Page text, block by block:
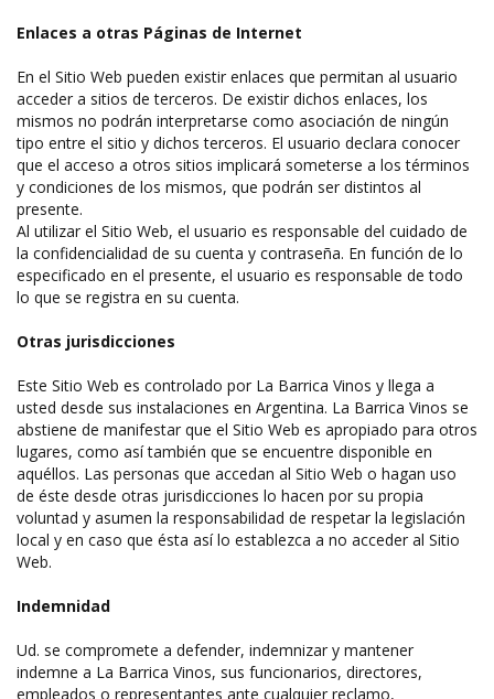
Enlaces a otras Páginas de Internet
En el Sitio Web pueden existir enlaces que permitan al usuario
acceder a sitios de terceros. De existir dichos enlaces, los
mismos no podrán interpretarse como asociación de ningún
tipo entre el sitio y dichos terceros. El usuario declara conocer
que el acceso a otros sitios implicará someterse a los términos
y condiciones de los mismos, que podrán ser distintos al
presente.
Al utilizar el Sitio Web, el usuario es responsable del cuidado de
la confidencialidad de su cuenta y contraseña. En función de lo
especificado en el presente, el usuario es responsable de todo
lo que se registra en su cuenta.
Otras jurisdicciones
Este Sitio Web es controlado por La Barrica Vinos y llega a
usted desde sus instalaciones en Argentina. La Barrica Vinos se
abstiene de manifestar que el Sitio Web es apropiado para otros
lugares, como así también que se encuentre disponible en
aquéllos. Las personas que accedan al Sitio Web o hagan uso
de éste desde otras jurisdicciones lo hacen por su propia
voluntad y asumen la responsabilidad de respetar la legislación
local y en caso que ésta así lo establezca a no acceder al Sitio
Web.
Indemnidad
Ud. se compromete a defender, indemnizar y mantener
indemne a La Barrica Vinos, sus funcionarios, directores,
empleados o representantes ante cualquier reclamo,